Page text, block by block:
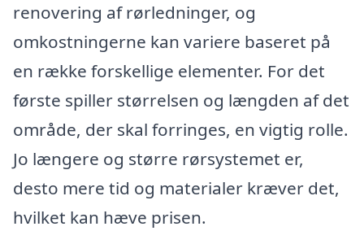
renovering af rørledninger, og
omkostningerne kan variere baseret på
en række forskellige elementer. For det
første spiller størrelsen og længden af det
område, der skal forringes, en vigtig rolle.
Jo længere og større rørsystemet er,
desto mere tid og materialer kræver det,
hvilket kan hæve prisen.